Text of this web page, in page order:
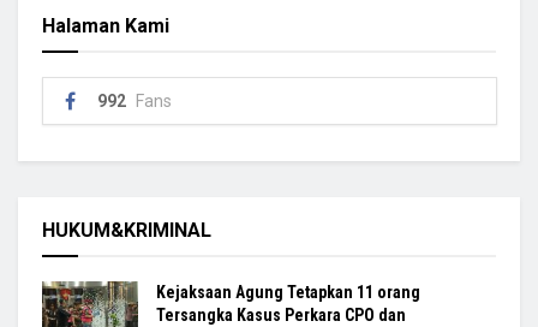
Halaman Kami
992 Fans
HUKUM&KRIMINAL
Kejaksaan Agung Tetapkan 11 orang
Tersangka Kasus Perkara CPO dan